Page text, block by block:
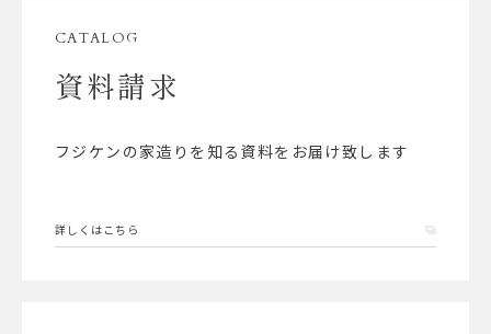
CATALOG
資料請求
フジケンの家造りを知る資料をお届け致します
詳しくはこちら